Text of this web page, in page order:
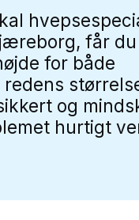
får du
for både
og
hurtigt